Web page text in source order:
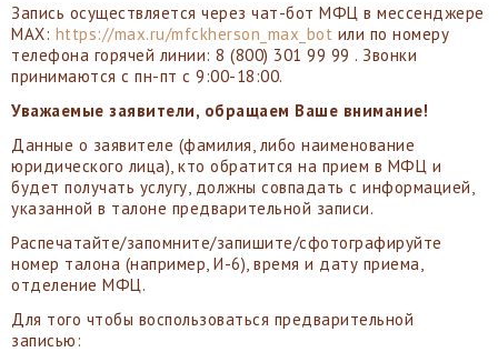
Запись осуществляется через чат-бот МФЦ в мессенджере
МАХ: https://max.ru/mfckherson_max_bot или по номеру
телефона горячей линии: 8 (800) 301 99 99 . Звонки
принимаются с пн-пт с 9:00-18:00.
Уважаемые заявители, обращаем Ваше внимание!
Данные о заявителе (фамилия, либо наименование
юридического лица), кто обратится на прием в МФЦ и
будет получать услугу, должны совпадать с информацией,
указанной в талоне предварительной записи.
Распечатайте/запомните/запишите/сфотографируйте
номер талона (например, И-6), время и дату приема,
отделение МФЦ.
Для того чтобы воспользоваться предварительной
записью: